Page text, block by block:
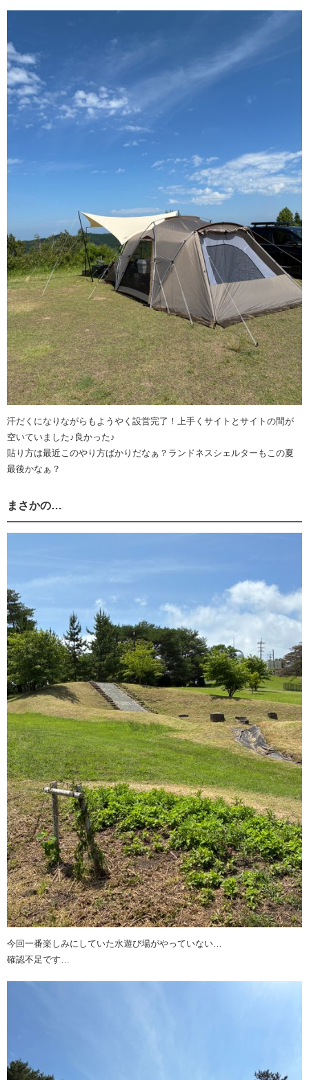
汗だくになりながらもようやく設営完了！上手くサイトとサイトの間が
空いていました♪良かった♪
貼り方は最近このやり方ばかりだなぁ？ランドネスシェルターもこの夏
最後かなぁ？
まさかの…
今回一番楽しみにしていた水遊び場がやっていない…
確認不足です…